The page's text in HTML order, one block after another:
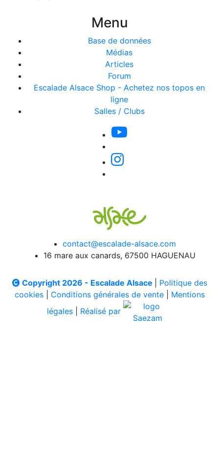
Menu
Base de données
Médias
Articles
Forum
Escalade Alsace Shop - Achetez nos topos en
ligne
Salles / Clubs
contact@escalade-alsace.com
16 mare aux canards, 67500 HAGUENAU
Copyright 2026 - Escalade Alsace
Politique des
cookies| Conditions générales de vente| Mentions
légales
Réalisé par